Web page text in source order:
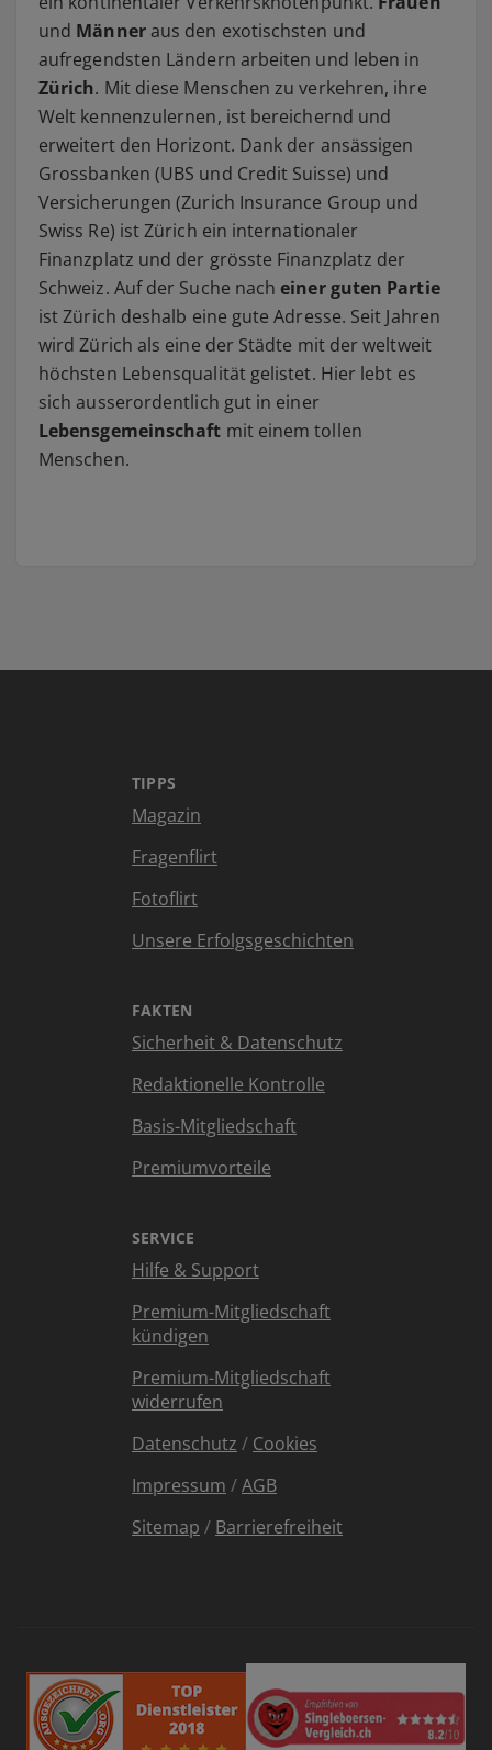
und Männeraus den exotischsten und
aufregendsten Ländern arbeiten und leben in
Zürich. Mit diese Menschen zu verkehren, ihre
Welt kennenzulernen, ist bereichernd und
erweitert den Horizont. Dank der ansässigen
Grossbanken (UBS und Credit Suisse) und
Versicherungen (Zurich Insurance Group und
Swiss Re) ist Zürich ein internationaler
Finanzplatz und der grösste Finanzplatz der
Schweiz. Auf der Suche nacheiner guten Partie
ist Zürich deshalb eine gute Adresse. Seit Jahren
wird Zürich als eine der Städte mit der weltweit
höchsten Lebensqualität gelistet. Hier lebt es
sich ausserordentlich gut in einer
Lebensgemeinschaft mit einem tollen
Menschen.
TIPPS
Magazin
Fragenflirt
Fotoflirt
Unsere Erfolgsgeschichten
FAKTEN
Sicherheit & Datenschutz
Redaktionelle Kontrolle
Basis-Mitgliedschaft
Premiumvorteile
SERVICE
Hilfe & Support
Premium-Mitgliedschaft
kündigen
Premium-Mitgliedschaft
widerrufen
Datenschutz / Cookies
Impressum /AGB
Sitemap / Barrierefreiheit